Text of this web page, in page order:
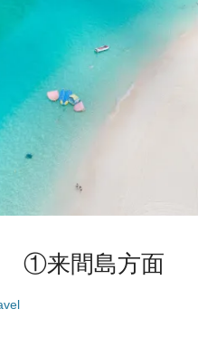
①来間島方面